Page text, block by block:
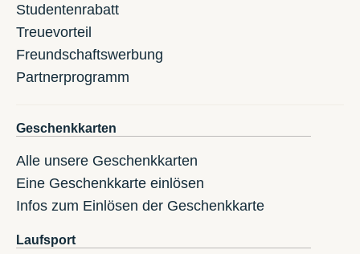
Studentenrabatt
Treuevorteil
Freundschaftswerbung
Partnerprogramm
Geschenkkarten
Alle unsere Geschenkkarten
Eine Geschenkkarte einlösen
Infos zum Einlösen der Geschenkkarte
Laufsport